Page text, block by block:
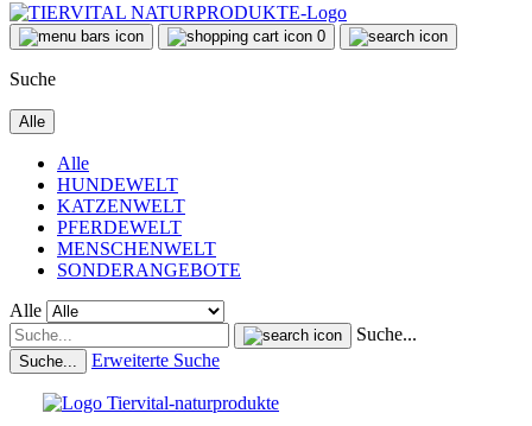
0
Suche
Alle
Alle
HUNDEWELT
KATZENWELT
PFERDEWELT
MENSCHENWELT
SONDERANGEBOTE
Alle
Suche...
Suche... Erweiterte Suche